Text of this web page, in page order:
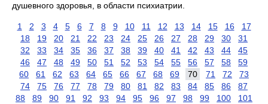
душевного здоровья, в области психиатрии.
1 2 3 4 5 6 7 8 9 10 11 12 13 14 15 16
17
18
19 20 21 22 23 24 25 26 27 28 29 30
31
32
33 34 35 36 37 38 39 40 41 42 43 44
45
46
47 48 49 50 51 52 53 54 55 56 57 58
59
60
61 62 63 64 65 66 67 68 69 70 71 72
73
74
75 76 77 78 79 80 81 82 83 84 85 86
87
88
89 90 91 92 93 94 95 96 97 98 99 100 101